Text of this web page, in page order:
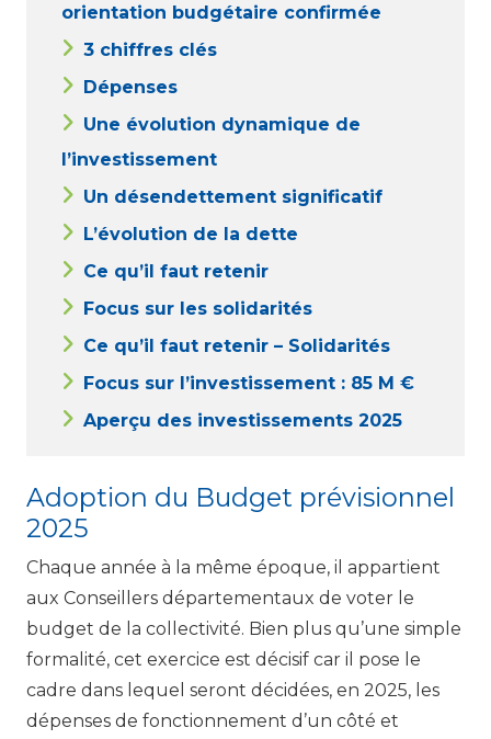
orientation budgétaire confirmée
3 chiffres clés
Dépenses
Une évolution dynamique de
l’investissement
Un désendettement significatif
L’évolution de la dette
Ce qu’il faut retenir
Focus sur les solidarités
Ce qu’il faut retenir – Solidarités
Focus sur l’investissement : 85 M €
Aperçu des investissements 2025
Adoption du Budget prévisionnel
2025
Chaque année à la même époque, il appartient
aux Conseillers départementaux de voter le
budget de la collectivité. Bien plus qu’une simple
formalité, cet exercice est décisif car il pose le
cadre dans lequel seront décidées, en 2025, les
dépenses de fonctionnement d’un côté et